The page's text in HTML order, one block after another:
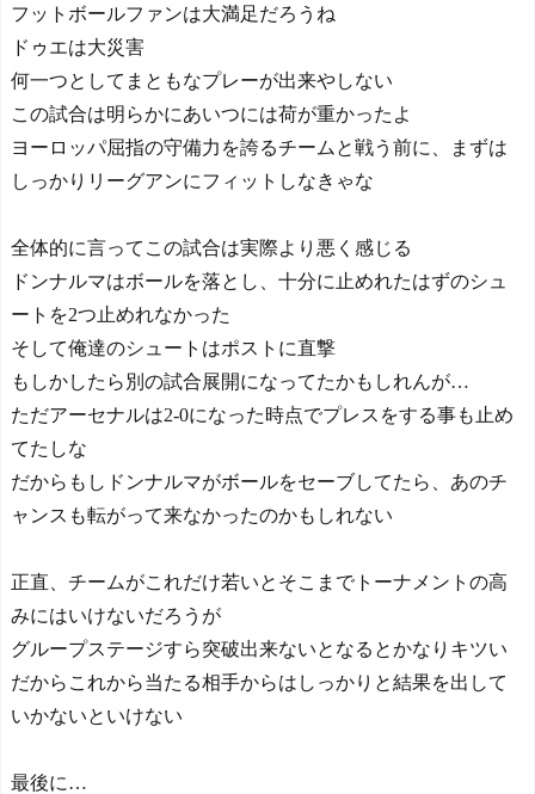
フットボールファンは大満足だろうね
ドゥエは大災害
何一つとしてまともなプレーが出来やしない
この試合は明らかにあいつには荷が重かったよ
ヨーロッパ屈指の守備力を誇るチームと戦う前に、まずは
しっかりリーグアンにフィットしなきゃな
全体的に言ってこの試合は実際より悪く感じる
ドンナルマはボールを落とし、十分に止めれたはずのシュ
ートを2つ止めれなかった
そして俺達のシュートはポストに直撃
もしかしたら別の試合展開になってたかもしれんが…
ただアーセナルは2-0になった時点でプレスをする事も止め
てたしな
だからもしドンナルマがボールをセーブしてたら、あのチ
ャンスも転がって来なかったのかもしれない
正直、チームがこれだけ若いとそこまでトーナメントの高
みにはいけないだろうが
グループステージすら突破出来ないとなるとかなりキツい
だからこれから当たる相手からはしっかりと結果を出して
いかないといけない
最後に…